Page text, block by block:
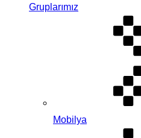
Gruplarımız
Mobilya